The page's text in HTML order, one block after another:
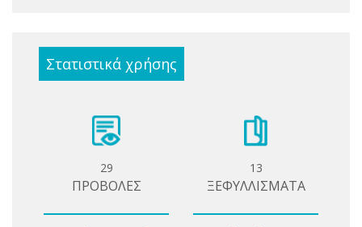
Στατιστικά χρήσης
29
ΠΡΟΒΟΛΕΣ
13
ΞΕΦΥΛΛΙΣΜΑΤΑ